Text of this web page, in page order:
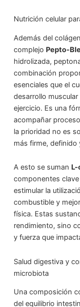
Nutrición celular
Además del
complejo Pepto-
hidrolizada,
combinación
esenciales que el
desarrollo
ejercicio. Es una
acompañar
la prioridad no es
más firme, definido
A esto se suman
componentes
estimular la
combustible y
física. Estas
rendimiento, sino
y fuerza que
Salud digestiva y
microbiota
Una composición
del equilibrio